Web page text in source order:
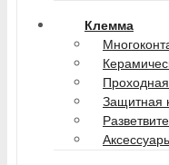
Клемма
Защитная